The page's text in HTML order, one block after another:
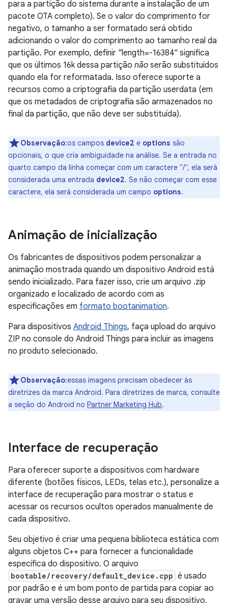
para a partição do sistema durante a instalação de um
pacote OTA completo). Se o valor do comprimento for
negativo, o tamanho a ser formatado será obtido
adicionando o valor do comprimento ao tamanho real da
partição. Por exemplo, definir "length=-16384" significa
que os últimos 16k dessa partição não serão substituídos
quando ela for reformatada. Isso oferece suporte a
recursos como a criptografia da partição userdata (em
que os metadados de criptografia são armazenados no
final da partição, que não deve ser substituída).
Observação:os campos device2 e options são
opcionais, o que cria ambiguidade na análise. Se a entrada no
quarto campo da linha começar com um caractere "/", ela será
considerada uma entrada device2. Se não começar com esse
caractere, ela será considerada um campo options.
Animação de inicialização
Os fabricantes de dispositivos podem personalizar a
animação mostrada quando um dispositivo Android está
sendo inicializado. Para fazer isso, crie um arquivo .zip
organizado e localizado de acordo com as
especificações em formato bootanimation.
Para dispositivos Android Things, faça upload do arquivo
ZIP no console do Android Things para incluir as imagens
no produto selecionado.
Observação:essas imagens precisam obedecer às
diretrizes da marca Android. Para diretrizes de marca, consulte
a seção do Android no Partner Marketing Hub.
Interface de recuperação
Para oferecer suporte a dispositivos com hardware
diferente (botões físicos, LEDs, telas etc.), personalize a
interface de recuperação para mostrar o status e
acessar os recursos ocultos operados manualmente de
cada dispositivo.
Seu objetivo é criar uma pequena biblioteca estática com
alguns objetos C++ para fornecer a funcionalidade
específica do dispositivo. O arquivo
bootable/recovery/default_device.cpp é usado
por padrão e é um bom ponto de partida para copiar ao
gravar uma versão desse arquivo para seu dispositivo.